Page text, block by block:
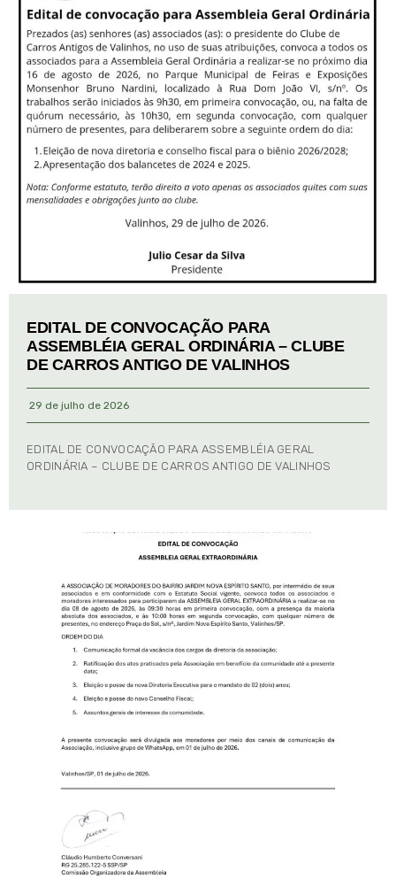
EDITAL DE CONVOCAÇÃO PARA
ASSEMBLÉIA GERAL ORDINÁRIA – CLUBE
DE CARROS ANTIGO DE VALINHOS
29 de julho de 2026
EDITAL DE CONVOCAÇÃO PARA ASSEMBLÉIA GERAL
ORDINÁRIA – CLUBE DE CARROS ANTIGO DE VALINHOS